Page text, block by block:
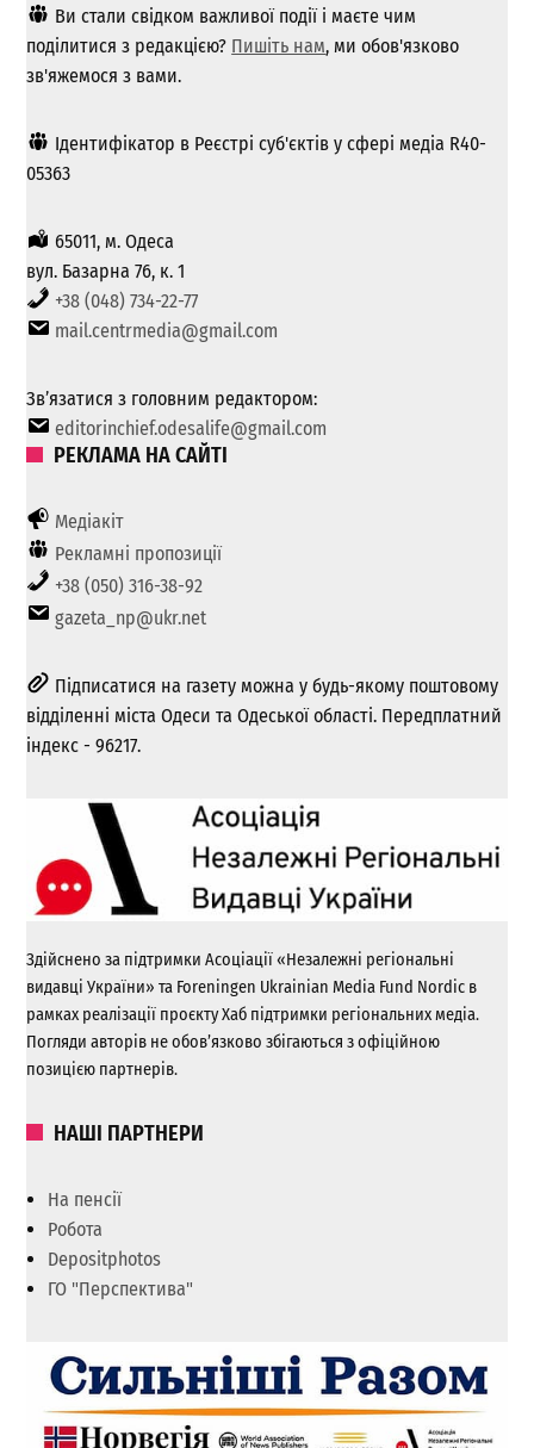
Ви стали свідком важливої ​​події і маєте чим
поділитися з редакцією? Пишіть нам, ми обов'язково
зв'яжемося з вами.
Ідентифікатор в Реєстрі суб'єктів у сфері медіа R40-
05363
65011, м. Одеса
вул. Базарна 76, к. 1
+38 (048) 734-22-77
mail.centrmedia@gmail.com
Зв’язатися з головним редактором:
editorinchief.odesalife@gmail.com
РЕКЛАМА НА САЙТІ
Медіакіт
Рекламні пропозиції
+38 (050) 316-38-92
gazeta_np@ukr.net
Підписатися на газету можна у будь-якому поштовому
відділенні міста Одеси та Одеської області. Передплатний
індекс - 96217.
Здійснено за підтримки Асоціації «Незалежні регіональні
видавці України» та Foreningen Ukrainian Media Fund Nordic в
рамках реалізації проєкту Хаб підтримки регіональних медіа.
Погляди авторів не обов’язково збігаються з офіційною
позицією партнерів.
НАШІ ПАРТНЕРИ
На пенсії
Робота
Depositphotos
ГО "Перспектива"